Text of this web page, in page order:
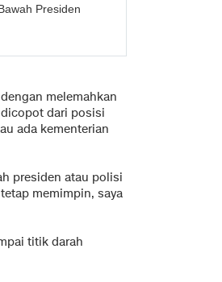
Presiden
melemahkan
dari posisi
ada kementerian
presiden atau polisi
memimpin, saya
titik darah